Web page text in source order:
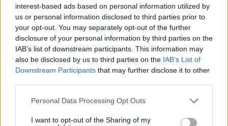
interest-based ads based on personal information utilized by
us or personal information disclosed to third parties prior to
your opt-out. You may separately opt-out of the further
disclosure of your personal information by third parties on the
IAB’s list of downstream participants. This information may
also be disclosed by us to third parties on the IAB’s List of
Downstream Participants that may further disclose it to other
Please note that this website/app uses one or more Google
not limited to your visit or usage behaviour. You may click to
Personal Data Processing Opt Outs
I want to opt-out of the Sharing of my
Γιώργος Παράσχος: Χαμογελαστός,
δίνει τη μάχη του με τον καρκίνο,
μπήκε στο νοσοκομείο για νέα
θεραπεία
06.08.2026, 18:00 40
οδύνης έγινε η αποτέφρωση του